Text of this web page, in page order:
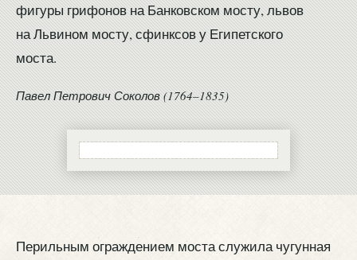
фигуры грифонов на Банковском мосту, львов
на Львином мосту, сфинксов у Египетского
моста.
Павел Петрович Соколов (1764–1835)
Перильным ограждением моста служила чугунная